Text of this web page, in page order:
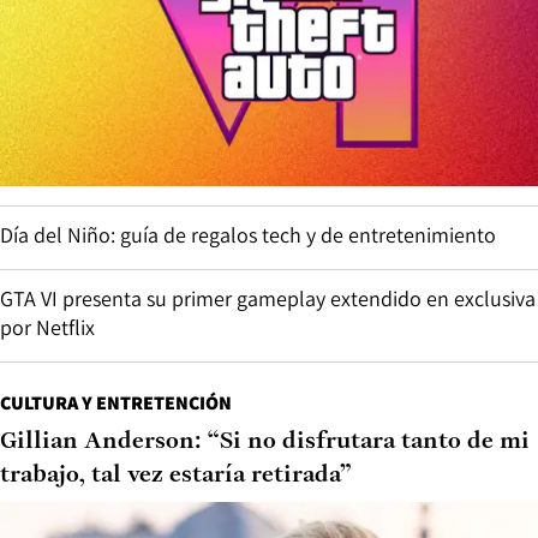
Día del Niño: guía de regalos tech y de entretenimiento
GTA VI presenta su primer gameplay extendido en exclusiva
por Netflix
CULTURA Y ENTRETENCIÓN
Gillian Anderson: “Si no disfrutara tanto de mi
trabajo, tal vez estaría retirada”